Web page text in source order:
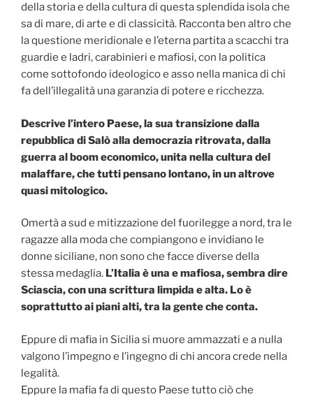
della storia e della cultura di questa splendida isola che
sa di mare, di arte e di classicità. Racconta ben altro che
la questione meridionale e l’eterna partita a scacchi tra
guardie e ladri, carabinieri e mafiosi, con la politica
come sottofondo ideologico e asso nella manica di chi
fa dell’illegalità una garanzia di potere e ricchezza.
Descrive l’intero Paese, la sua transizione dalla
repubblica di Salò alla democrazia ritrovata, dalla
guerra al boom economico, unita nella cultura del
malaffare, che tutti pensano lontano, in un altrove
quasi mitologico.
Omertà a sud e mitizzazione del fuorilegge a nord, tra le
ragazze alla moda che compiangono e invidiano le
donne siciliane, non sono che facce diverse della
stessa medaglia. L’Italia è una e mafiosa, sembra dire
Sciascia, con una scrittura limpida e alta. Lo è
soprattutto ai piani alti, tra la gente che conta.
Eppure di mafia in Sicilia si muore ammazzati e a nulla
valgono l’impegno e l’ingegno di chi ancora crede nella
legalità.
Eppure la mafia fa di questo Paese tutto ciò che